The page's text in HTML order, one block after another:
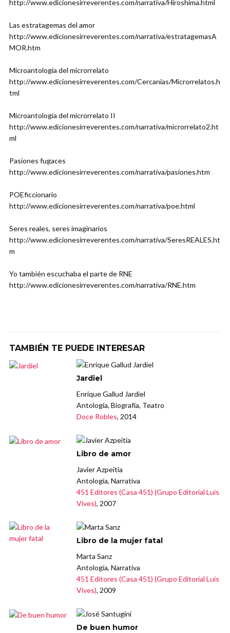
http://www.edicionesirreverentes.com/narrativa/Hiroshima.html
Las estratagemas del amor
http://www.edicionesirreverentes.com/narrativa/estratagemasA
MOR.htm
Microantología del microrrelato
http://www.edicionesirreverentes.com/Cercanias/Microrrelatos.h
tml
Microantología del microrrelato II
http://www.edicionesirreverentes.com/narrativa/microrrelato2.ht
ml
Pasiones fugaces
http://www.edicionesirreverentes.com/narrativa/pasiones.htm
POEficcionario
http://www.edicionesirreverentes.com/narrativa/poe.html
Seres reales, seres imaginarios
http://www.edicionesirreverentes.com/narrativa/SeresREALES.ht
m
Yo también escuchaba el parte de RNE
http://www.edicionesirreverentes.com/narrativa/RNE.htm
TAMBIÉN TE PUEDE INTERESAR
Jardiel
Enrique Gallud Jardiel
Antología, Biografía, Teatro
Doce Robles, 2014
Libro de amor
Javier Azpeitia
Antología, Narrativa
451 Editores (Casa 451) (Grupo Editorial Luis
Vives), 2007
Libro de la mujer fatal
Marta Sanz
Antología, Narrativa
451 Editores (Casa 451) (Grupo Editorial Luis
Vives), 2009
De buen humor